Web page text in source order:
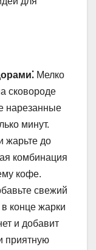
Мелко
сковороде
нарезанные
минут.
жарьте до
комбинация
кофе.
свежий
конце жарки
и добавит
приятную